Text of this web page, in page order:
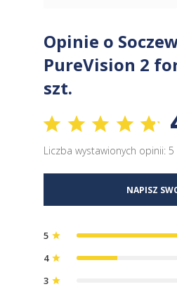
Opinie o
PureVision 2
szt.
Liczba wystawionych opinii: 5
NAPISZ
5 star
4 star
3 star